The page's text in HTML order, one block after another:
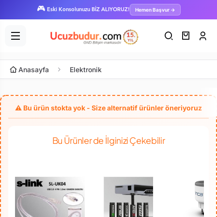
🎮 Eski Konsolunuzu BİZ ALIYORUZ! Hemen Başvur →
Anasayfa Elektronik
Bu Ürünler de İlginizi Çekebilir